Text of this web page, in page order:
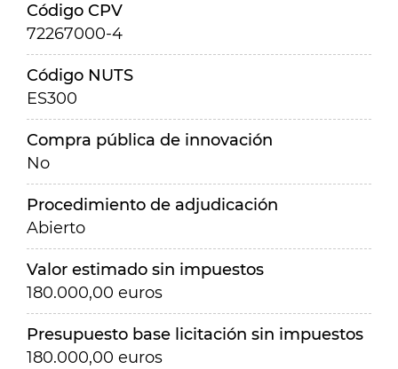
Código CPV
72267000-4
Código NUTS
ES300
Compra pública de innovación
No
Procedimiento de adjudicación
Abierto
Valor estimado sin impuestos
180.000,00 euros
Presupuesto base licitación sin impuestos
180.000,00 euros